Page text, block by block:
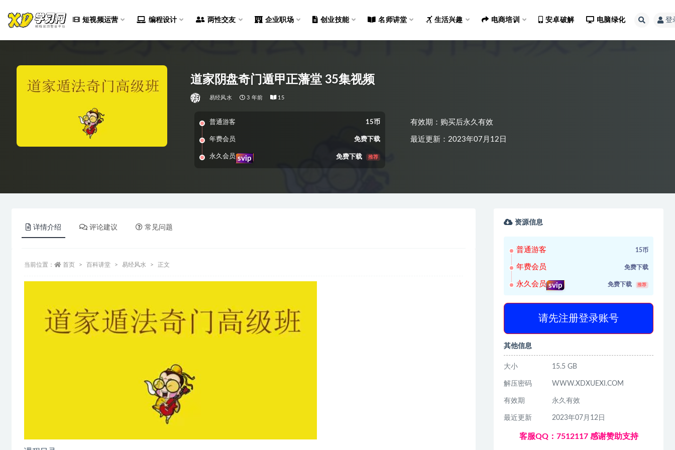
短视频运营 编程设计 两性交友 企业职场 创业技能 名师讲堂 生活兴趣 电商培训 安卓破解 电脑绿化 登
道家阴盘奇门遁甲正藩堂 35集视频
易经风水 3 年前 15
普通游客 15币
年费会员 免费下载
永久会员 svip 免费下载 推荐
有效期：购买后永久有效
最近更新：2023年07月12日
详情介绍 评论建议 常见问题
当前位置： 首页 百科讲堂 易经风水 正文
资源信息
普通游客 15币
年费会员 免费下载
永久会员 svip 免费下载 推荐
请先注册登录账号
其他信息
大小 15.5 GB
解压密码 WWW.XDXUEXI.COM
有效期 永久有效
最近更新 2023年07月12日
客服QQ：7512117 感谢赞助支持